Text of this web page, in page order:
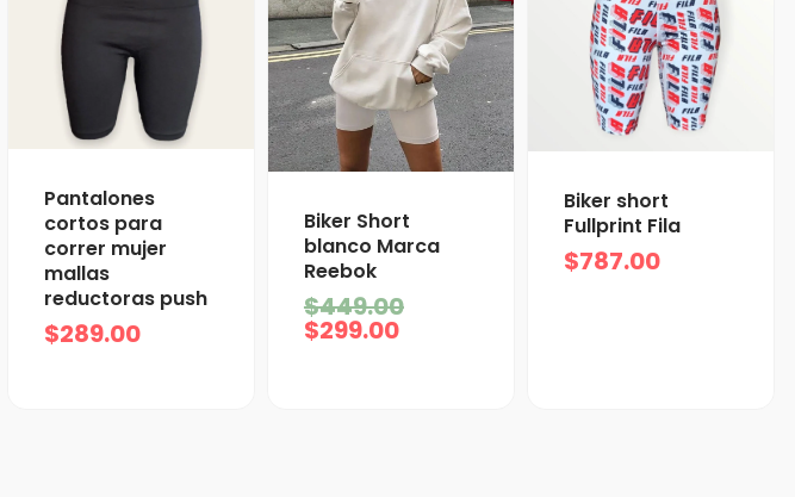
Pantalones
cortos para
correr mujer
mallas
reductoras push
$289.00
Biker Short
blanco Marca
Reebok
$449.00
precio
$299.00
El
precio
es:
$299.00.
Biker short
Fullprint Fila
$787.00